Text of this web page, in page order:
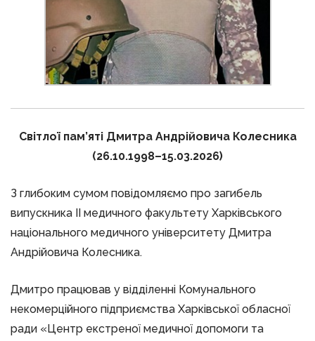
Світлої пам’яті Дмитра Андрійовича Колесника
(26.10.1998–15.03.2026)
З глибоким сумом повідомляємо про загибель
випускника ІІ медичного факультету Харківського
національного медичного університету Дмитра
Андрійовича Колесника.
Дмитро працював у відділенні Комунального
некомерційного підприємства Харківської обласної
ради «Центр екстреної медичної допомоги та